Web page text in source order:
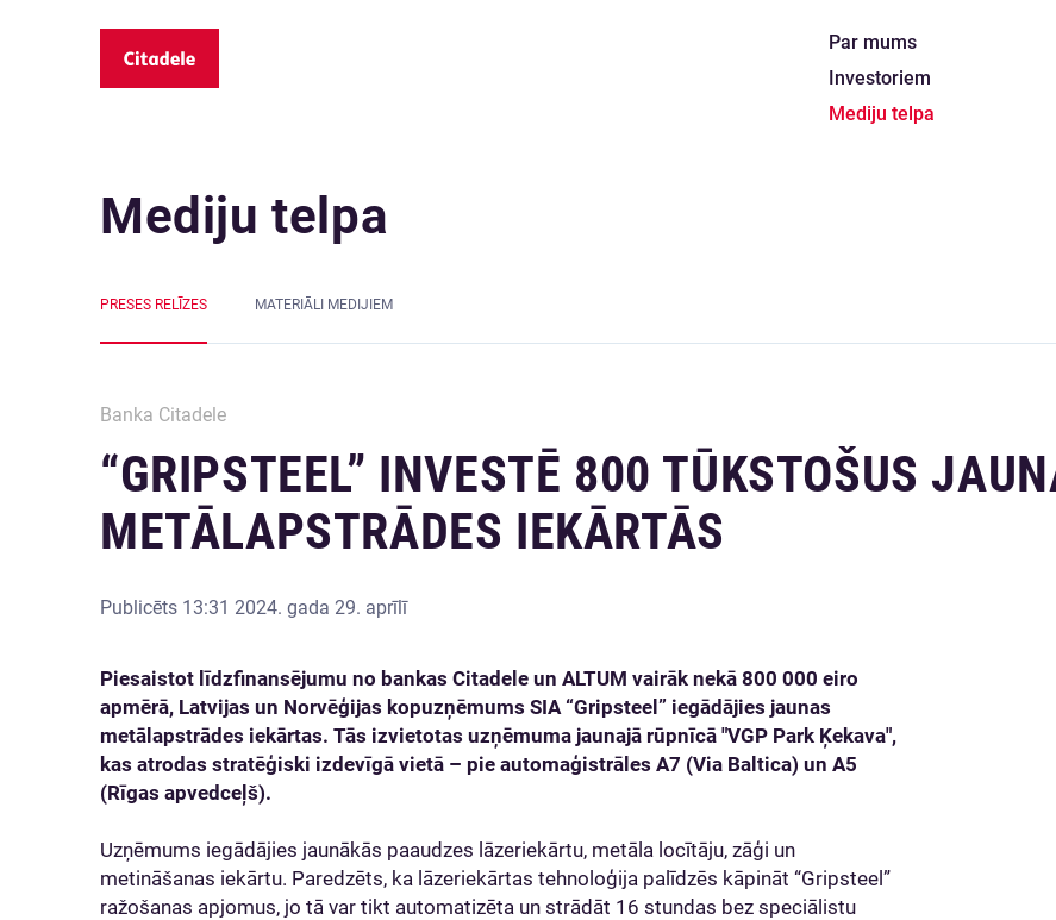
Par mums
Investoriem
Mediju telpa
Mediju telpa
PRESES RELĪZES MATERIĀLI MEDIJIEM
Banka Citadele
“GRIPSTEEL” INVESTĒ 800 TŪKSTOŠUS
METĀLAPSTRĀDES IEKĀRTĀS
Publicēts 13:31 2024. gada 29. aprīlī
Piesaistot līdzfinansējumu no bankas Citadele un ALTUM vairāk nekā 800 000 eiro
apmērā, Latvijas un Norvēģijas kopuzņēmums SIA “Gripsteel” iegādājies jaunas
metālapstrādes iekārtas. Tās izvietotas uzņēmuma jaunajā rūpnīcā "VGP Park Ķekava",
kas atrodas stratēģiski izdevīgā vietā – pie automaģistrāles A7 (Via Baltica) un A5
(Rīgas apvedceļš).
Uzņēmums iegādājies jaunākās paaudzes lāzeriekārtu, metāla locītāju, zāģi un
metināšanas iekārtu. Paredzēts, ka lāzeriekārtas tehnoloģija palīdzēs kāpināt “Gripsteel”
ražošanas apjomus, jo tā var tikt automatizēta un strādāt 16 stundas bez speciālistu